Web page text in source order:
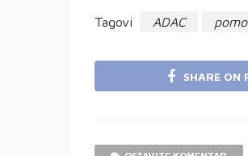
Tagovi ADAC
SHARE ON